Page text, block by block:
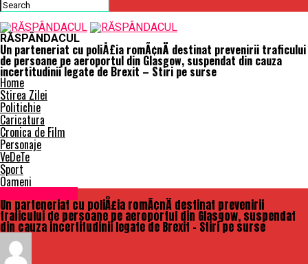
RĂSPÂNDACUL
Un parteneriat cu poliÅ£ia romÃ¢nÄ destinat prevenirii traficului
de persoane pe aeroportul din Glasgow, suspendat din cauza
incertitudinii legate de Brexit – Stiri pe surse
Home
Stirea Zilei
Politichie
Caricatura
Cronica de Film
Personaje
VeDeTe
Sport
Oameni
Un parteneriat cu poliÅ£ia romÃ¢nÄ destinat prevenirii
traficului de persoane pe aeroportul din Glasgow, suspendat
din cauza incertitudinii legate de Brexit – Stiri pe surse